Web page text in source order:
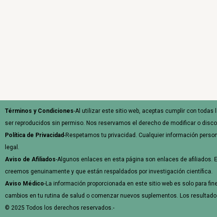
Términos y Condiciones-Al utilizar este sitio web, aceptas cumplir con
ser reproducidos sin permiso. Nos reservamos el derecho de modificar o
Política de Privacidad-Respetamos tu privacidad. Cualquier información
legal.
Aviso de Afiliados-Algunos enlaces en esta página son enlaces de
creemos genuinamente y que están respaldados por investigación científica.
Aviso Médico-La información proporcionada en este sitio web es solo para
cambios en tu rutina de salud o comenzar nuevos suplementos. Los
© 2025 Todos los derechos reservados.-